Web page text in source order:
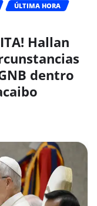
ÚLTIMA HORA
Hallan
dentro